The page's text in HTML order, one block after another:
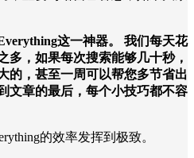
这一神器。 我们每天花
多，如果每次搜索能够几十秒，
的，甚至一周可以帮您多节省出
文章的最后，每个小技巧都不容
的效率发挥到极致。